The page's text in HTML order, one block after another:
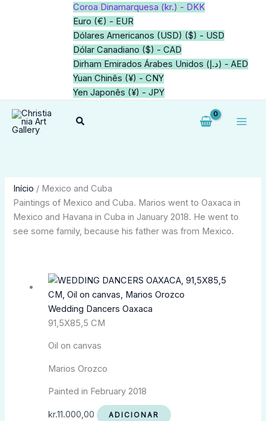
Coroa Dinamarquesa (kr.) - DKK
Euro (€) - EUR
Dólares Americanos (USD) ($) - USD
Dólar Canadiano ($) - CAD
Dirham Emirados Árabes Unidos (د.إ) - AED
Yuan Chinês (¥) - CNY
Yen Japonês (¥) - JPY
Search
Início / Mexico and Cuba
Paintings of Mexico and Cuba. Marios went to Oaxaca in
Mexico and Havana in Cuba in January 2018. He went to
see some family, because his father was from Mexico.
Wedding Dancers Oaxaca
91,5X85,5 CM
Oil on canvas
Marios Orozco
Painted in February 2018
kr.11.000,00 ADICIONAR
produto
produto
produto
1
produto
1
produto
39
produtos
5
produtos
produtos
34
produtos
34
produtos
1
produto
1
produtos
20
produtos
3
produtos
produtos
21
produtos
6
produtos
produtos
14
produtos